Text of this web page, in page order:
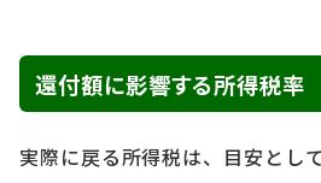
還付額に影響する所得税率
実際に戻る所得税は、目安とし